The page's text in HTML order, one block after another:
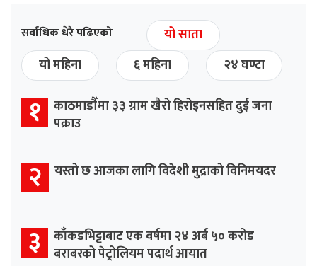
सर्वाधिक धेरै पढिएको
यो साता
यो महिना
६ महिना २४ घण्टा
१ काठमाडौँमा ३३ ग्राम खैरो हिरोइनसहित दुई जना
पक्राउ
२ यस्तो छ आजका लागि विदेशी मुद्राको विनिमयदर
३ काँकडभिट्टाबाट एक वर्षमा २४ अर्ब ५० करोड
बराबरको पेट्रोलियम पदार्थ आयात